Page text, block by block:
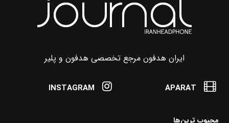
ایران هدفون مرجع تخصصی هدفون و پلیر
APARAT
INSTAGRAM
محبوب ترین‌ها